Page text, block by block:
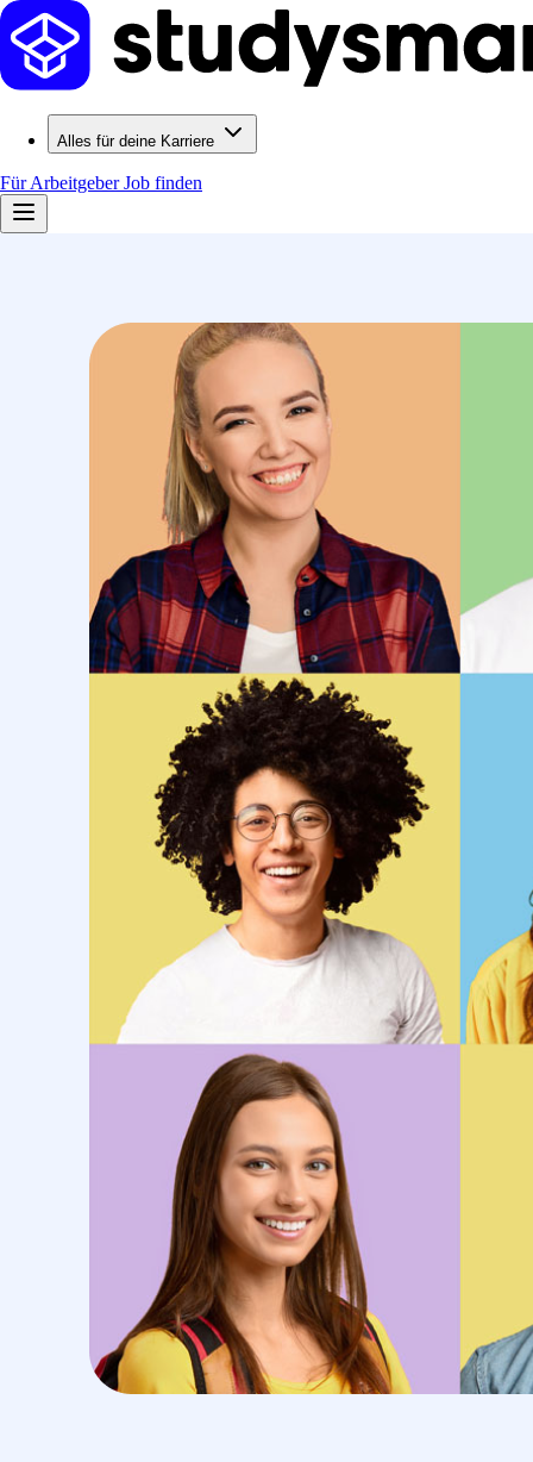
Alles für deine Karriere
Für ArbeitgeberJob finden